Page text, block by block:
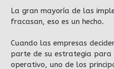
La gran mayoría de las
fracasan, eso es un hecho.
Cuando las empresas
parte de su estrategia para
operativo, uno de los